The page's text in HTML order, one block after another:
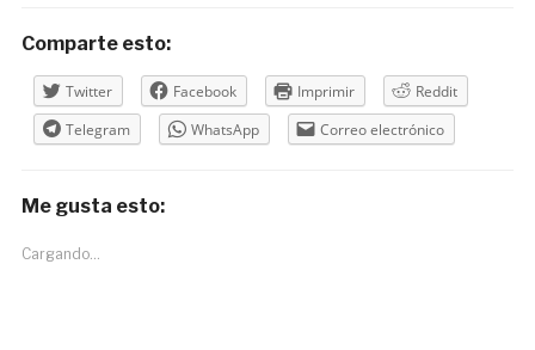
Comparte esto:
Twitter Facebook Imprimir
Reddit
Telegram
WhatsApp Correo electrónico
Me gusta esto:
Cargando...